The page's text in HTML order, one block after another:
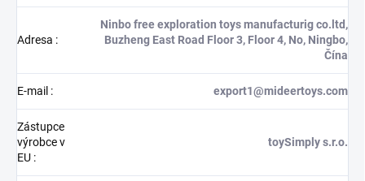
Adresa :
Ninbo free exploration toys manufacturig co.ltd,
Buzheng East Road Floor 3, Floor 4, No, Ningbo,
Čína
E-mail : export1@mideertoys.com
Zástupce
výrobce v
EU :
toySimply s.r.o.